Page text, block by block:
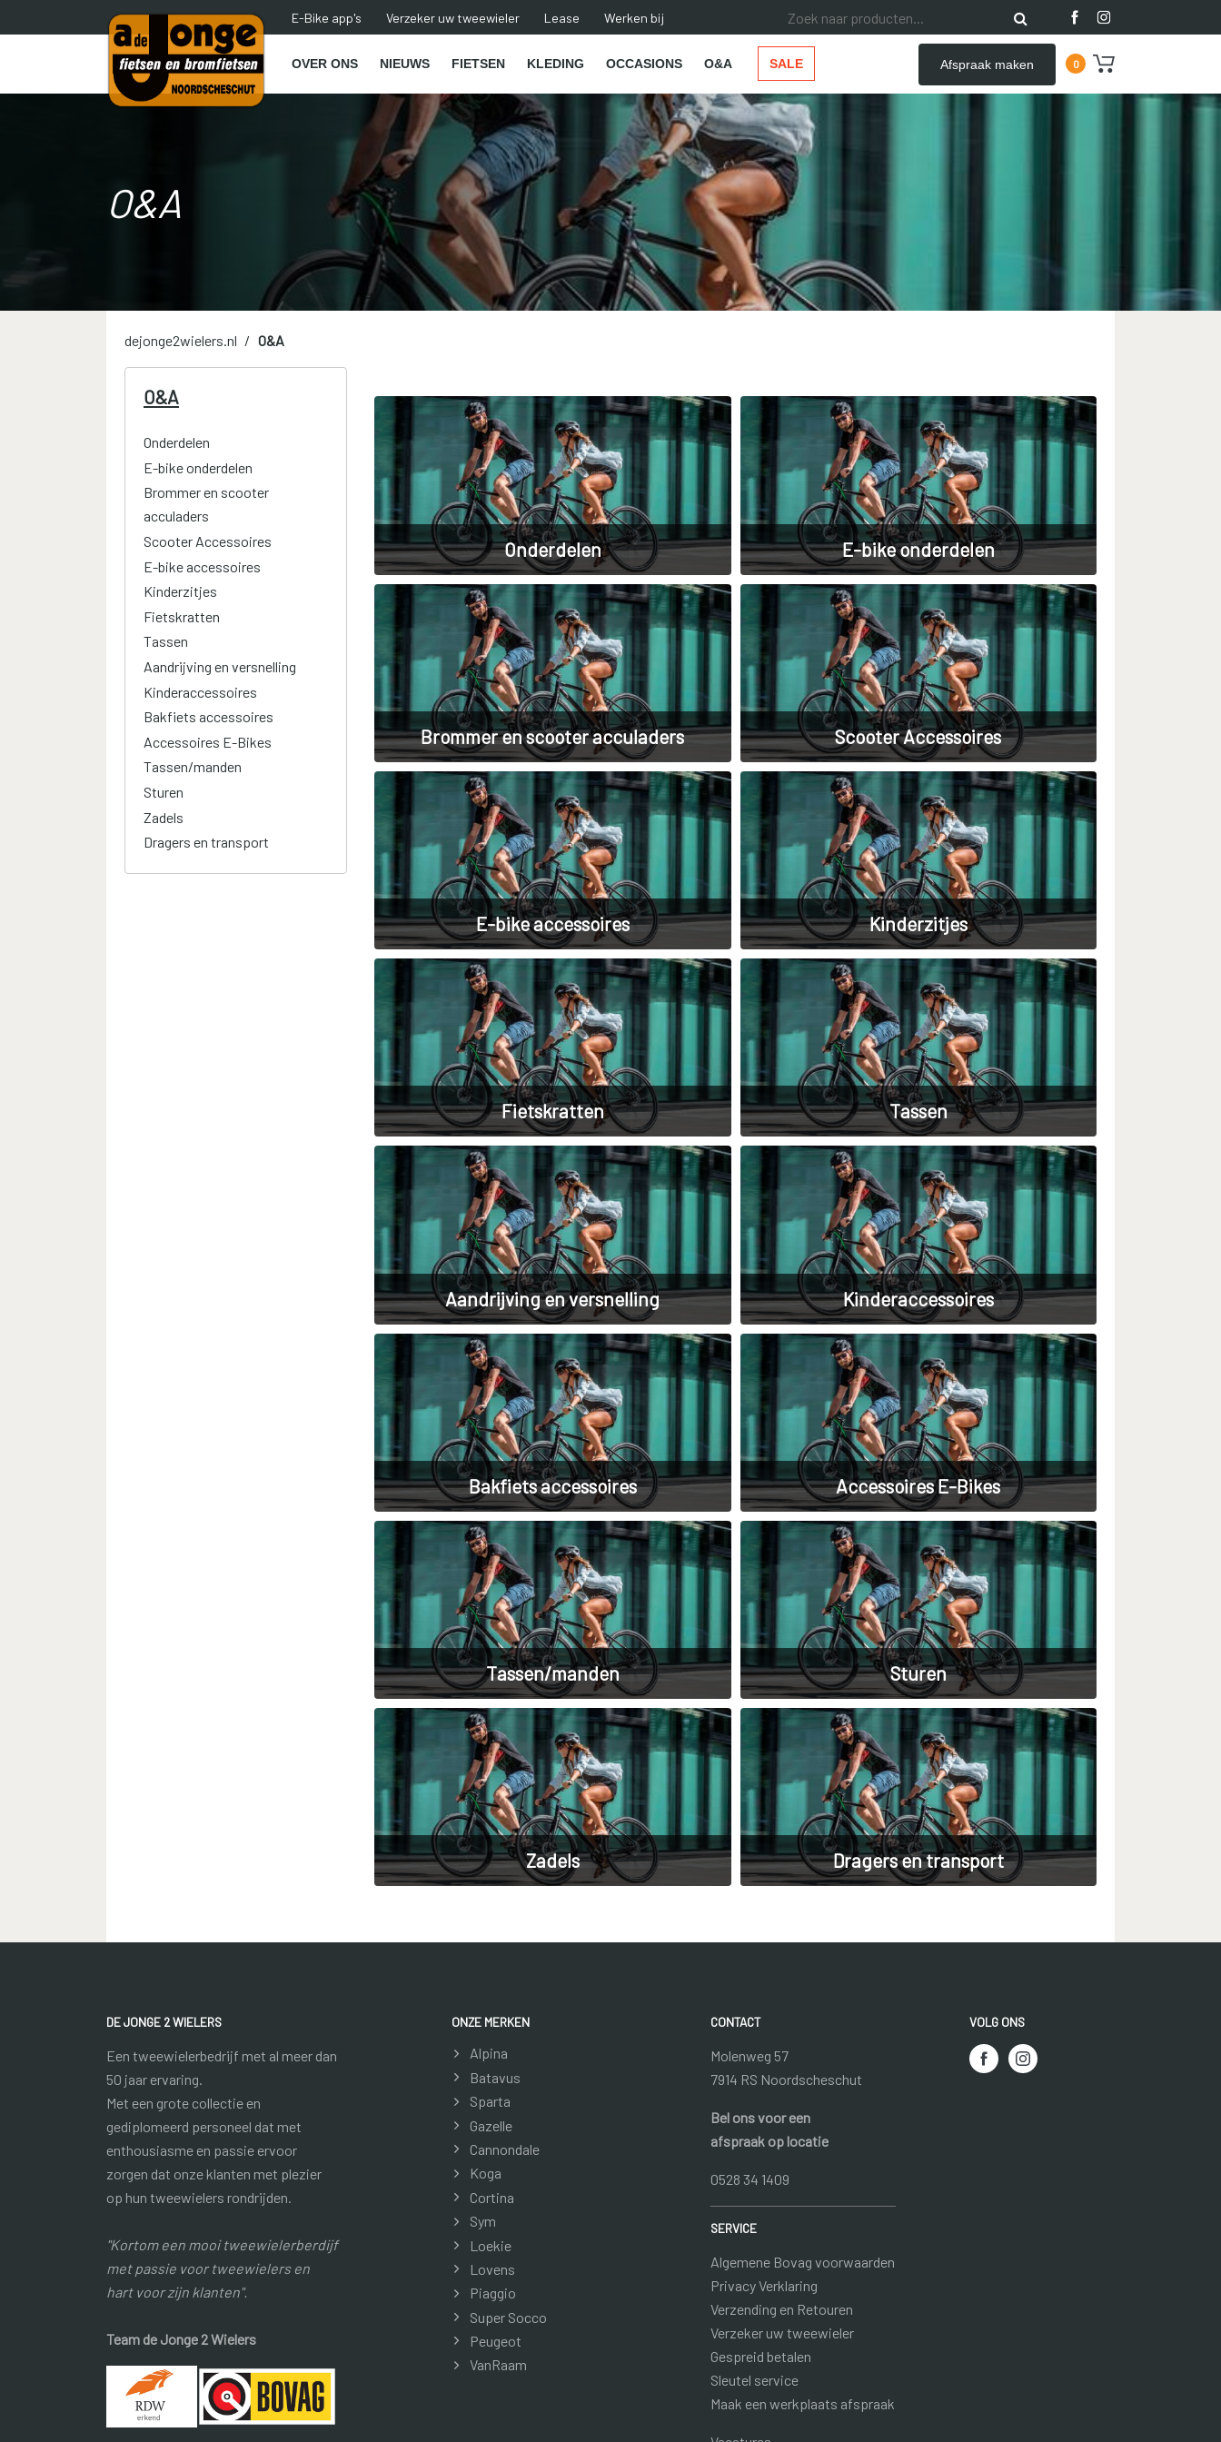
E-Bike app's Verzeker uw tweewieler Lease Werken bij
OVER ONS NIEUWS FIETSEN KLEDING OCCASIONS O&A SALE Afspraak maken 0
O&A
dejonge2wielers.nl O&A
O&A
Onderdelen
E-bike onderdelen
Brommer en scooter
acculaders
Scooter Accessoires
E-bike accessoires
Kinderzitjes
Fietskratten
Tassen
Aandrijving en versnelling
Kinderaccessoires
Bakfiets accessoires
Accessoires E-Bikes
Tassen/manden
Sturen
Zadels
Dragers en transport
Onderdelen E-bike onderdelen
Brommer en scooter acculaders Scooter Accessoires
E-bike accessoires Kinderzitjes
Fietskratten Tassen
Aandrijving en versnelling Kinderaccessoires
Bakfiets accessoires Accessoires E-Bikes
Tassen/manden Sturen
Zadels Dragers en transport
DE JONGE 2 WIELERS
Een tweewielerbedrijf met al meer dan
50 jaar ervaring.
Met een grote collectie en
gediplomeerd personeel dat met
enthousiasme en passie ervoor
zorgen dat onze klanten met plezier
op hun tweewielers rondrijden.
"Kortom een mooi tweewielerberdijf
met passie voor tweewielers en
hart voor zijn klanten".
Team de Jonge 2 Wielers
ONZE MERKEN
Alpina
Batavus
Sparta
Gazelle
Cannondale
Koga
Cortina
Sym
Loekie
Lovens
Piaggio
Super Socco
Peugeot
VanRaam
CONTACT
Molenweg 57
7914 RS Noordscheschut
Bel ons voor een
afspraak op locatie
0528 34 1409
SERVICE
Algemene Bovag voorwaarden
Privacy Verklaring
Verzending en Retouren
Verzeker uw tweewieler
Gespreid betalen
Sleutel service
Maak een werkplaats afspraak
VOLG ONS